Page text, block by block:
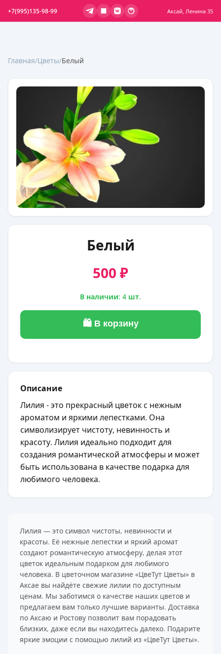
+7(995)135-98-99 Аксай, Ленина 35
Главная/Цветы/Белый
Белый
500 ₽
В наличии: 4 шт.
🛍 В корзину
Описание
Лилия - это прекрасный цветок с нежным
ароматом и яркими лепестками. Она
символизирует чистоту, невинность и
красоту. Лилия идеально подходит для
создания романтической атмосферы и может
быть использована в качестве подарка для
любимого человека.
Лилия — это символ чистоты, невинности и
красоты. Её нежные лепестки и яркий аромат
создают романтическую атмосферу, делая этот
цветок идеальным подарком для любимого
человека. В цветочном магазине «ЦвеТут Цветы» в
Аксае вы найдёте свежие лилии по доступным
ценам. Мы заботимся о качестве наших цветов и
предлагаем вам только лучшие варианты. Доставка
по Аксаю и Ростову позволит вам порадовать
близких, даже если вы находитесь далеко. Подарите
яркие эмоции с помощью лилий из «ЦвеТут Цветы».